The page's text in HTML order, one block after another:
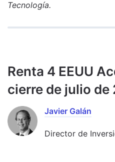
Tecnología.
Renta 4 EEUU
cierre de julio de
Javier Galán
Director de